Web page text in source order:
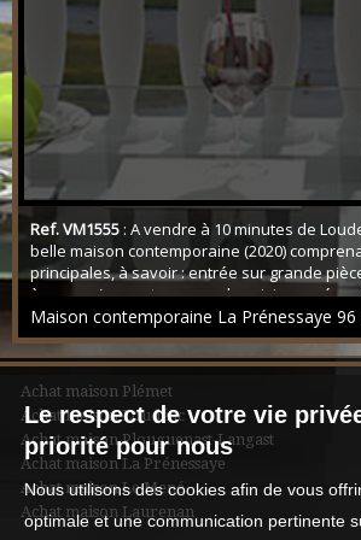
l'étage, un pallier desservant 3 chambres
dressing, une salle d'eau et un WC. Un c...
Ref. VM1555 : A vendre à 10 minutes de
belle maison contemporaine (2020)
principales, à savoir : entrée sur grande
à manger) ouvert sur grande cuisine
équipée, une chambre et un WC. A l'étage :
une avec possibilité d'y faire un dressing, un
belle salle de bains (baignoire et dou...
Maison contemporaine La Prénessaye 96
Achat maison Plémet
Achat maison Loudéac
Achat maison Plouguenast-Langast
Achat maison La Prénessaye
Achat maison Le Mené
Achat maison Laurenan
Le respect de votre vie
priorité pour nous
Nous utilisons des cookies afin de vous
optimale et une communication pertinente